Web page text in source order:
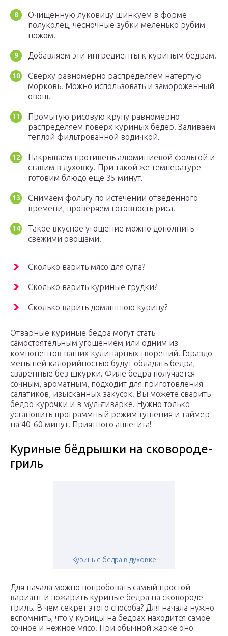
Очищенную луковицу шинкуем в форме
полуколец, чесночные зубки меленько рубим
ножом.
Добавляем эти ингредиенты к куриным бедрам.
Сверху равномерно распределяем натертую
морковь. Можно использовать и замороженный
овощ.
Промытую рисовую крупу равномерно
распределяем поверх куриных бедер. Заливаем
теплой фильтрованной водичкой.
Накрываем противень алюминиевой фольгой и
ставим в духовку. При такой же температуре
готовим блюдо еще 35 минут.
Снимаем фольгу по истечении отведенного
времени, проверяем готовность риса.
Такое вкусное угощение можно дополнить
свежими овощами.
Сколько варить мясо для супа?
Сколько варить куриные грудки?
Сколько варить домашнюю курицу?
Отварные куриные бедра могут стать
самостоятельным угощением или одним из
компонентов ваших кулинарных творений. Гораздо
меньшей калорийностью будут обладать бедра,
сваренные без шкурки. Филе бедра получается
сочным, ароматным, подходит для приготовления
салатиков, изысканных закусок. Вы можете сварить
бедро курочки и в мультиварке. Нужно только
установить программный режим тушения и таймер
на 40-60 минут. Приятного аппетита!
Куриные бёдрышки на сковороде-
гриль
Куриные бедра в духовке
Для начала можно попробовать самый простой
вариант и пожарить куриные бедра на сковороде-
гриль. В чем секрет этого способа? Для начала нужно
вспомнить, что у курицы на бедрах находится самое
сочное и нежное мясо. При обычной жарке оно